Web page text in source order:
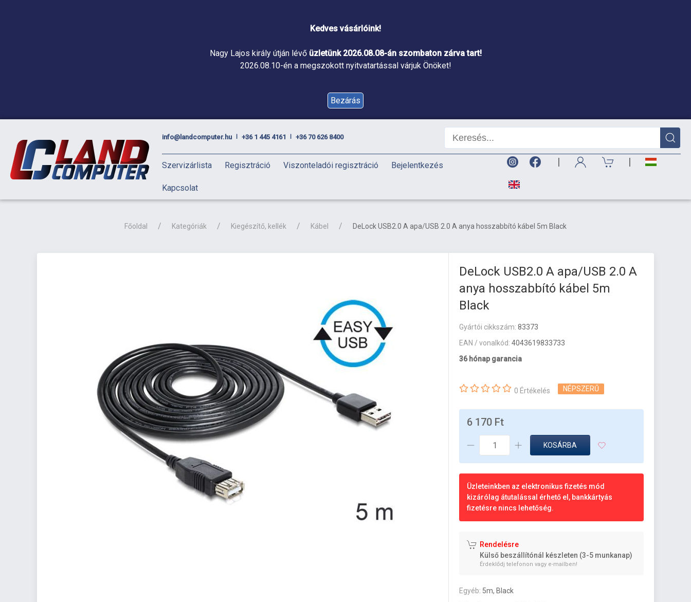
Kedves vásárlóink!
Nagy Lajos király útján lévő üzletünk 2026.08.08-án szombaton zárva tart!
2026.08.10-én a megszokott nyitvatartással várjuk Önöket!
Bezárás
info@landcomputer.hu +36 1 445 4161 +36 70 626 8400
Szervizárlista Regisztráció Viszonteladói regisztráció Bejelentkezés
Kapcsolat
| |
Főoldal Kategóriák Kiegészítő, kellék Kábel DeLock USB2.0 A apa/USB 2.0 A anya hosszabbító kábel 5m Black
DeLock USB2.0 A apa/USB 2.0 A
anya hosszabbító kábel 5m
Black
Gyártói cikkszám:83373
EAN / vonalkód:4043619833733
36 hónap garancia
0 Értékelés NÉPSZERŰ
6 170 Ft
KOSÁRBA
Üzleteinkben az elektronikus fizetés mód
kizárólag átutalással érhető el, bankkártyás
fizetésre nincs lehetőség.
Rendelésre
Külső beszállítónál készleten (3-5 munkanap)
Érdeklődj telefonon vagy e-mailben!
Egyéb: 5m, Black